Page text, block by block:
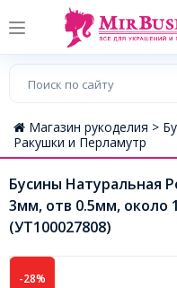
Магазин рукоделия >
Ракушки и Перламутр
Бусины Натуральная
3мм, отв 0.5мм, около
(УТ100027808)
-28%